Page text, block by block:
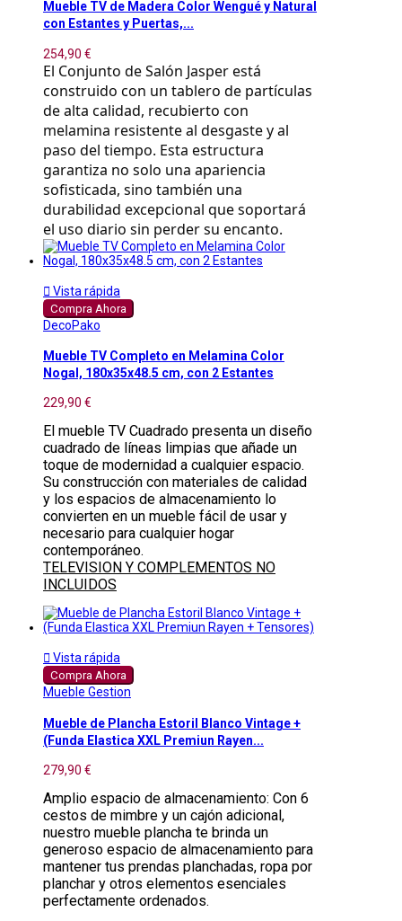
Mueble TV de Madera Color Wengué y Natural
con Estantes y Puertas,...
254,90 €
El Conjunto de Salón Jasper está
construido con un tablero de partículas
de alta calidad, recubierto con
melamina resistente al desgaste y al
paso del tiempo. Esta estructura
garantiza no solo una apariencia
sofisticada, sino también una
durabilidad excepcional que soportará
el uso diario sin perder su encanto.
 Vista rápida
Compra Ahora
DecoPako
Mueble TV Completo en Melamina Color
Nogal, 180x35x48.5 cm, con 2 Estantes
229,90 €
El mueble TV Cuadrado presenta un diseño
cuadrado de líneas limpias que añade un
toque de modernidad a cualquier espacio.
Su construcción con materiales de calidad
y los espacios de almacenamiento lo
convierten en un mueble fácil de usar y
necesario para cualquier hogar
contemporáneo.
TELEVISION Y COMPLEMENTOS NO
INCLUIDOS
 Vista rápida
Compra Ahora
Mueble Gestion
Mueble de Plancha Estoril Blanco Vintage +
(Funda Elastica XXL Premiun Rayen...
279,90 €
Amplio espacio de almacenamiento: Con 6
cestos de mimbre y un cajón adicional,
nuestro mueble plancha te brinda un
generoso espacio de almacenamiento para
mantener tus prendas planchadas, ropa por
planchar y otros elementos esenciales
perfectamente ordenados.